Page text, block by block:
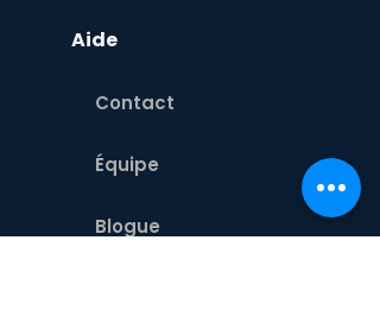
Aide
Contact
Équipe
Blogue